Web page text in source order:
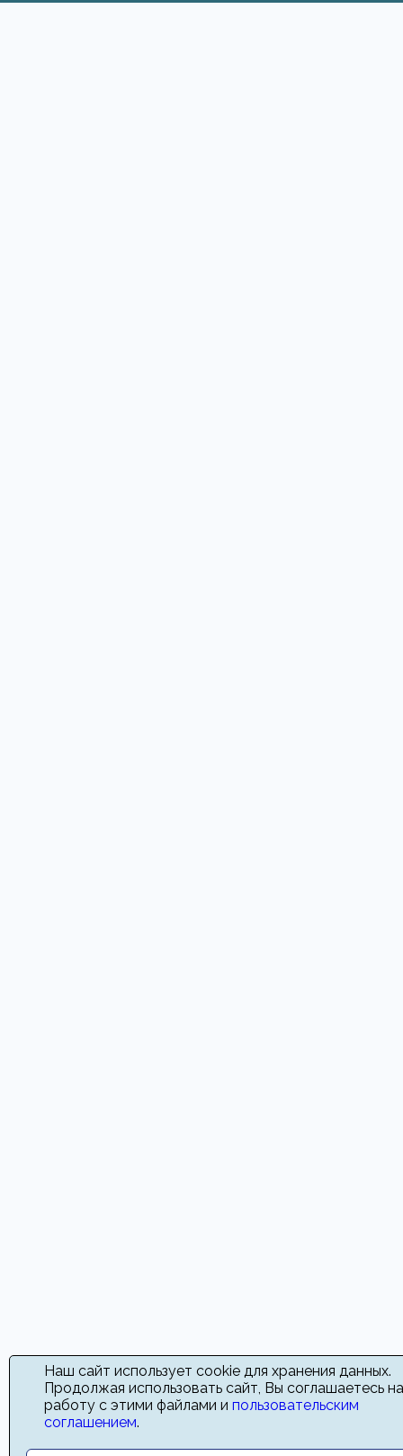
Наш сайт использует cookie для хранения данных.
Продолжая использовать сайт, Вы соглашаетесь на
работу с этими файлами и пользовательским
соглашением.